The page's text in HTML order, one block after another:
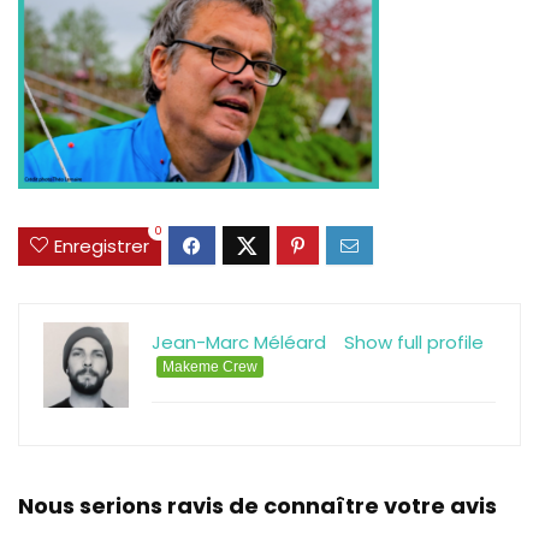
Enregistrer
0
Show full profile
Jean-Marc Méléard
Makeme Crew
Nous serions ravis de connaître votre avis